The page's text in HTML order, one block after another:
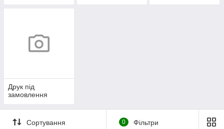
Друк під
замовлення
Сортування 0 Фільтри